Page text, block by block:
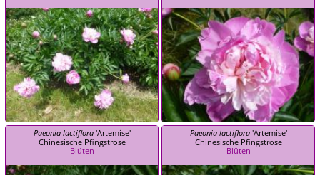
Paeonia lactiflora'Artemise'
Chinesische Pfingstrose
Blüten
Paeonia lactiflora'Artemise'
Chinesische Pfingstrose
Blüten